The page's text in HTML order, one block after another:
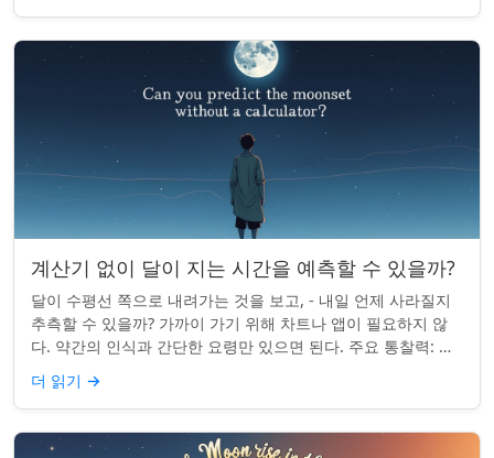
계산기 없이 달이 지는 시간을 예측할 수 있을까?
달이 수평선 쪽으로 내려가는 것을 보고, - 내일 언제 사라질지
추측할 수 있을까? 가까이 가기 위해 차트나 앱이 필요하지 않
다. 약간의 인식과 간단한 요령만 있으면 된다. 주요 통찰력: 오
늘의 달 뜨는 시간을 알고...
더 읽기 →